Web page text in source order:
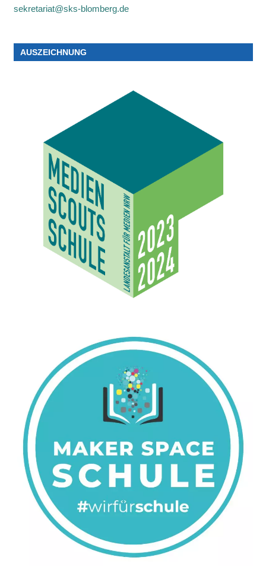
sekretariat@sks-blomberg.de
AUSZEICHNUNG